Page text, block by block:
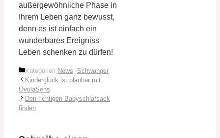
außergewöhnliche Phase in
Ihrem Leben ganz bewusst,
denn es ist einfach ein
wunderbares Ereigniss
Leben schenken zu dürfen!
Kategorien News
Schwanger
Kinderglück ist planbar mit
OvulaSens
Den richtigen Babyschlafsack
finden